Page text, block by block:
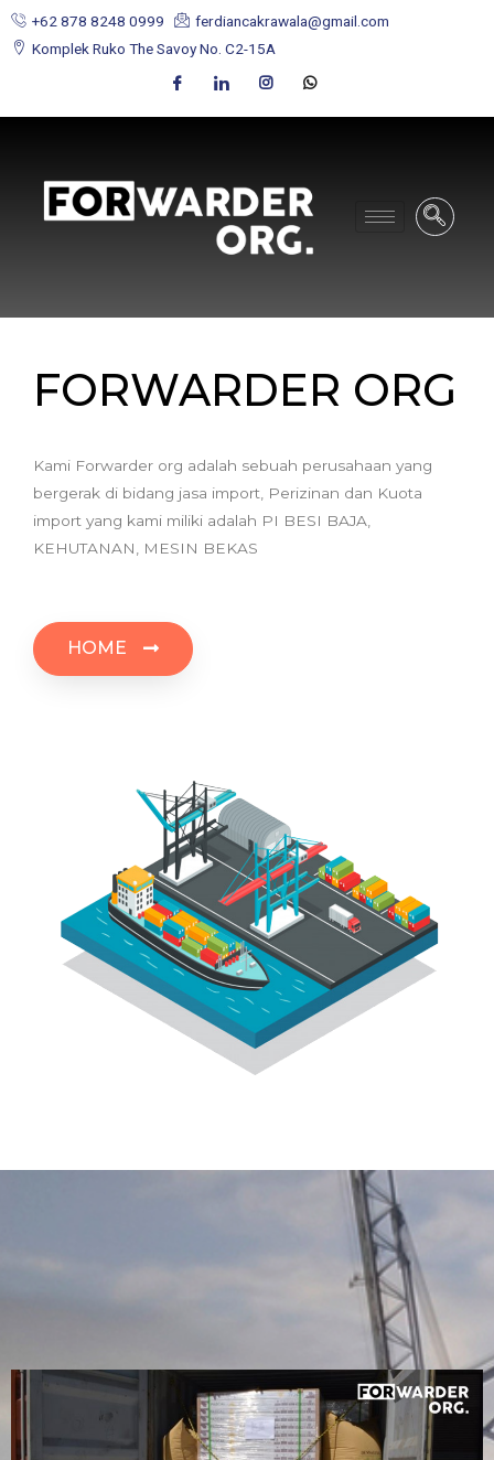
+62 878 8248 0999
ferdiancakrawala@gmail.com
Komplek Ruko The Savoy No. C2-15A
FORWARDER ORG
Kami Forwarder org adalah sebuah perusahaan yang
bergerak di bidang jasa import, Perizinan dan Kuota
import yang kami miliki adalah PI BESI BAJA,
KEHUTANAN, MESIN BEKAS
HOME